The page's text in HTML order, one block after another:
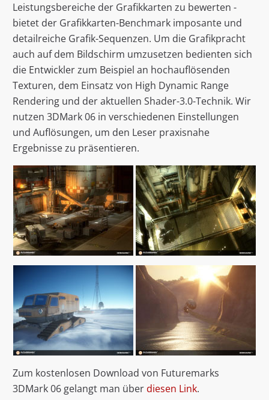
Leistungsbereiche der Grafikkarten zu bewerten -
bietet der Grafikkarten-Benchmark imposante und
detailreiche Grafik-Sequenzen. Um die Grafikpracht
auch auf dem Bildschirm umzusetzen bedienten sich
die Entwickler zum Beispiel an hochauflösenden
Texturen, dem Einsatz von High Dynamic Range
Rendering und der aktuellen Shader-3.0-Technik. Wir
nutzen 3DMark 06 in verschiedenen Einstellungen
und Auflösungen, um den Leser praxisnahe
Ergebnisse zu präsentieren.
Zum kostenlosen Download von Futuremarks
3DMark 06 gelangt man überdiesen Link.